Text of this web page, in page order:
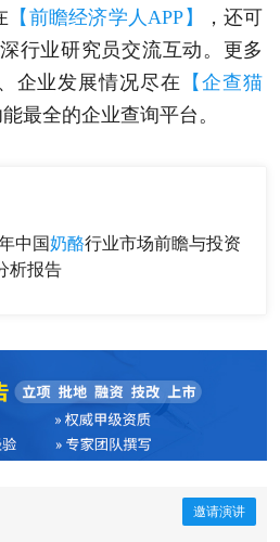
【前瞻经济学人APP】
，还可
行业研究员交流互动。更多
企业发展情况尽在
【企查猫
最全的企业查询平台。
中国奶酪行业市场前瞻与投资
析报告
邀请演讲